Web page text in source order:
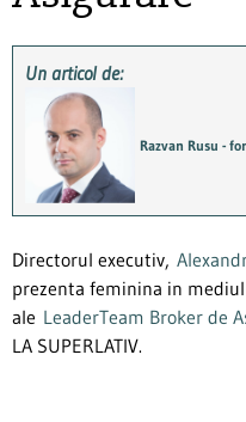
Un articol de:
Razvan Rusu -
Directorul executiv,
prezenta feminina in
ale LeaderTeam Broker de
LA SUPERLATIV.